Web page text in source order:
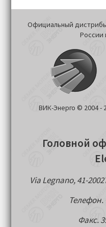
Официальный
России
ВИК-Энерго © 2004 -
Головной
Via Legnano, 41-
Телефон.
Факс.